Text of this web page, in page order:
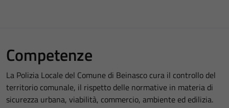
Competenze
La Polizia Locale del Comune di Beinasco cura il controllo del
territorio comunale, il rispetto delle normative in materia di
sicurezza urbana, viabilità, commercio, ambiente ed edilizia.